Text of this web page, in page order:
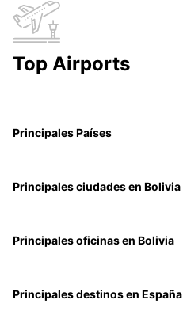
Top Airports
Principales Países
Principales ciudades en Bolivia
Principales oficinas en Bolivia
Principales destinos en España